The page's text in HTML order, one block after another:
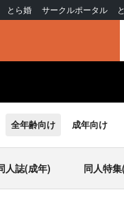
とら婚 サークルポータル
全年齢向け 成年向け
人誌(成年) 同人特